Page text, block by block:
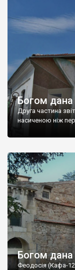
Богом дана
Друга частина
насиченою ніж
Богом дана
Феодосія (Кафа-12